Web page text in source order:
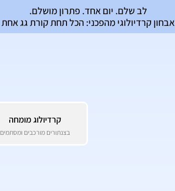
לב שלם. יום אחד. פתרון מושלם.
אבחון קרדיולוגי מהפכני: הכל תחת קורת גג אחת
קרדיולוג מומחה
בצנתורים מורכבים ומסתמים